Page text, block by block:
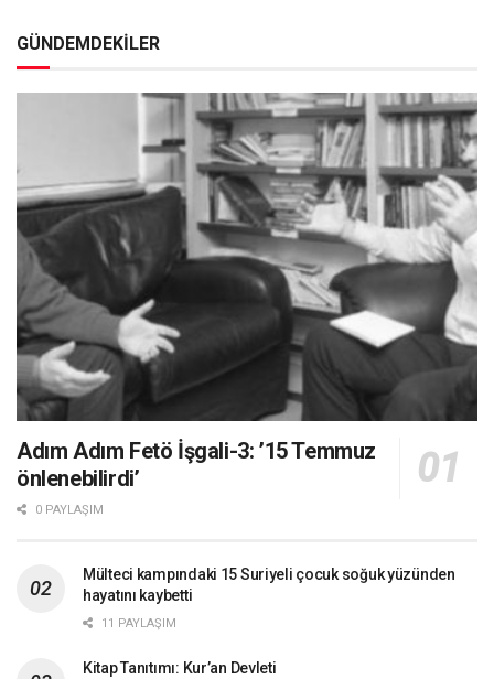
GÜNDEMDEKİLER
Adım Adım Fetö İşgali-3: ’15 Temmuz
önlenebilirdi’
0 PAYLAŞIM
Mülteci kampındaki 15 Suriyeli çocuk soğuk yüzünden
hayatını kaybetti
11 PAYLAŞIM
Kitap Tanıtımı: Kur’an Devleti